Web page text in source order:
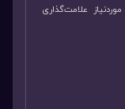
علامت‌گذاری